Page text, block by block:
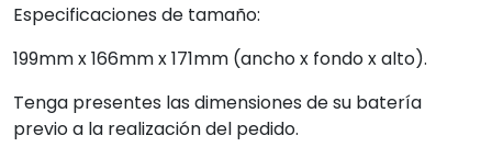
Especificaciones de tamaño:
199mm x 166mm x 171mm (ancho x fondo x alto).
Tenga presentes las dimensiones de su batería
previo a la realización del pedido.